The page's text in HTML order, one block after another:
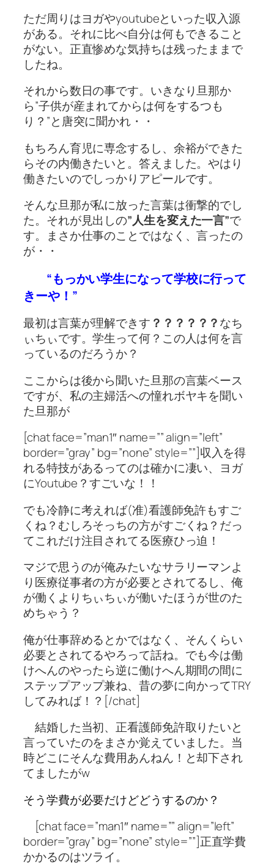
ただ周りはヨガやyoutubeといった収入源
がある。それに比べ自分は何もできること
がない。正直惨めな気持ちは残ったままで
したね。
それから数日の事です。いきなり旦那か
ら”子供が産まれてからは何をするつも
り？”と唐突に聞かれ・・
もちろん育児に専念するし、余裕ができた
らその内働きたいと。答えました。やはり
働きたいのでしっかりアピールです。
そんな旦那が私に放った言葉は衝撃的でし
た。それが見出しの”人生を変えた一言”で
す。まさか仕事のことではなく、言ったの
が・・
“もっかい学生になって学校に行って
きーや！”
最初は言葉が理解できす ？？？？？？なち
ぃちぃです。学生って何？この人は何を言
っているのだろうか？
ここからは後から聞いた旦那の言葉ベース
ですが、私の主婦活への憧れボヤキを聞い
た旦那が
[chat face=”man1″ name=”” align=”left”
border=”gray” bg=”none” style=””]収入を得
れる特技があるってのは確かに凄い、ヨガ
にYoutube？すごいな！！
でも冷静に考えれば(准)看護師免許もすご
くね？むしろそっちの方がすごくね？だっ
てこれだけ注目されてる医療ひっ迫！
マジで思うのが俺みたいなサラリーマンよ
り医療従事者の方が必要とされてるし、俺
が働くよりちぃちぃが働いたほうが世のた
めちゃう？
俺が仕事辞めるとかではなく、そんくらい
必要とされてるやろって話ね。でも今は働
けへんのやったら逆に働けへん期間の間に
ステップアップ兼ね、昔の夢に向かってTRY
してみれば！？[/chat]
結婚した当初、正看護師免許取りたいと
言っていたのをまさか覚えていました。当
時どこにそんな費用あんねん！と却下され
てましたがw
そう学費が必要だけどどうするのか？
[chat face=”man1″ name=”” align=”left”
border=”gray” bg=”none” style=””]正直学費
かかるのはツライ。